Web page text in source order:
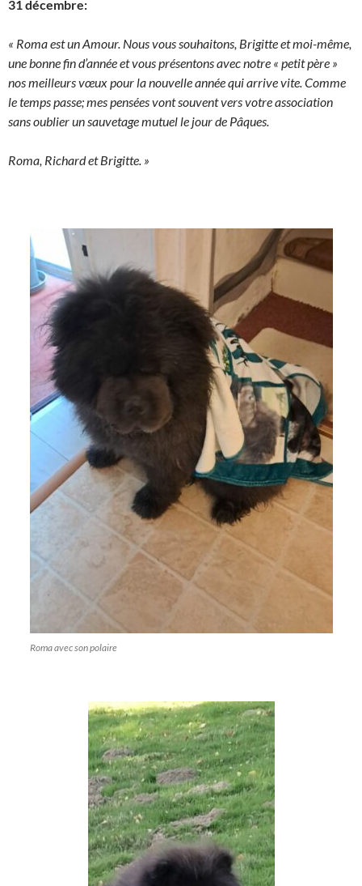
31 décembre:
« Roma est un Amour. Nous vous souhaitons, Brigitte et moi-même,
une bonne fin d’année et vous présentons avec notre « petit père »
nos meilleurs vœux pour la nouvelle année qui arrive vite. Comme
le temps passe; mes pensées vont souvent vers votre association
sans oublier un sauvetage mutuel le jour de Pâques.
Roma, Richard et Brigitte. »
Roma avec son polaire